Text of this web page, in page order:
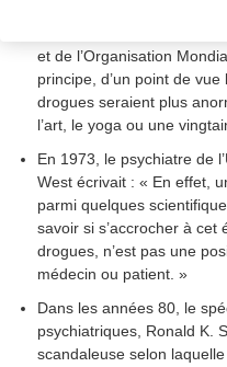
psychiatre Nathan Kline
et de l’Organisation
principe, d’un point de
drogues seraient plus
l’art, le yoga ou une
En 1973, le psychiatre de
West écrivait : « En effet,
parmi quelques
savoir si s’accrocher à cet
drogues, n’est pas une
médecin ou patient. »
Dans les années 80, le
psychiatriques, Ronald K.
scandaleuse selon